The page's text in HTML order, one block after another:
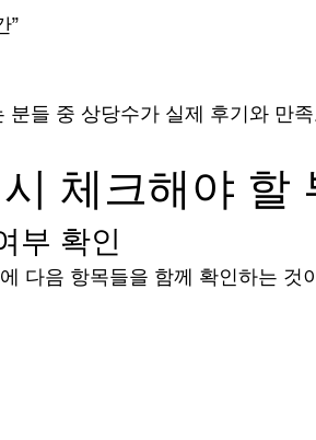
”
들 중 상당수가 실제 후기와 만
체크해야 할
부 확인
다음 항목들을 함께 확인하는 것